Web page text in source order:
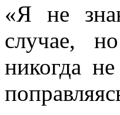
«Я не
случае,
никогда